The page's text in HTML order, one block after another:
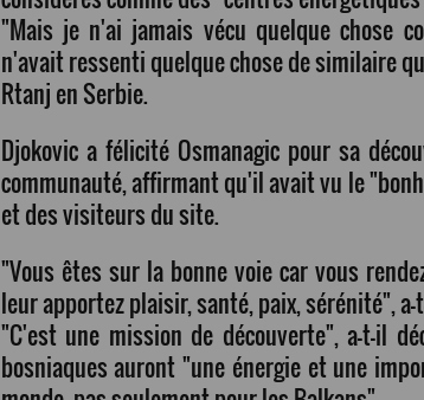
"Mais je n'ai jamais vécu quelque chose
n'avait ressenti quelque chose de similaire
Rtanj en Serbie.
Djokovic a félicité Osmanagic pour sa
communauté, affirmant qu'il avait vu le
et des visiteurs du site.
"Vous êtes sur la bonne voie car vous
leur apportez plaisir, santé, paix, sérénité", a-
"C'est une mission de découverte", a-t-il
bosniaques auront "une énergie et une